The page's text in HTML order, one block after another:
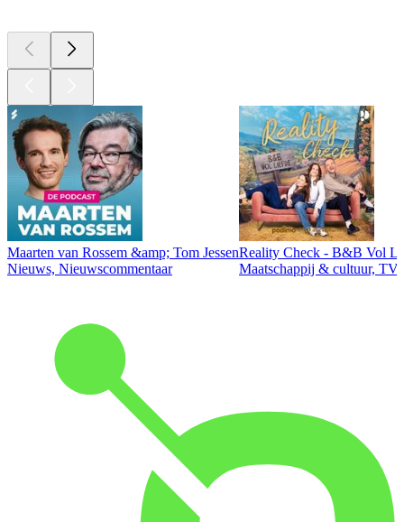
Maarten van Rossem &amp; Tom Jessen
Nieuws, Nieuwscommentaar
Reality Check - B&B Vol
Maatschappij & cultuur,